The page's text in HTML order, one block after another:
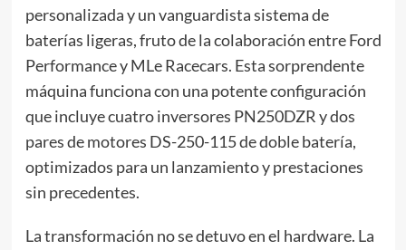
personalizada y un vanguardista sistema de
baterías ligeras, fruto de la colaboración entre Ford
Performance y MLe Racecars. Esta sorprendente
máquina funciona con una potente configuración
que incluye cuatro inversores PN250DZR y dos
pares de motores DS-250-115 de doble batería,
optimizados para un lanzamiento y prestaciones
sin precedentes.
La transformación no se detuvo en el hardware. La